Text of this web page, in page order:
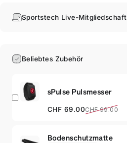
Sportstech Live-Mitgliedschaft
Beliebtes Zubehör
sPulse Pulsmesser
Verkaufspreis
CHF 69.00
Normaler PreisCHF 99.00
Bodenschutzmatte